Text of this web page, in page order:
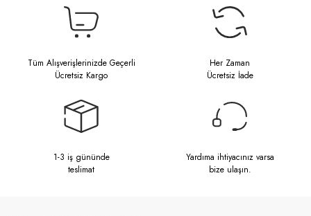
Tüm Alışverişlerinizde Geçerli
Ücretsiz Kargo
Her Zaman
Ücretsiz İade
1-3 iş gününde
teslimat
Yardıma ihtiyacınız varsa
bize ulaşın.